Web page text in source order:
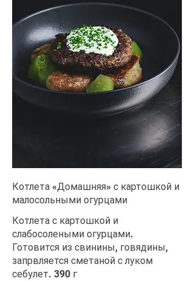
Котлета «Домашняя» с картошкой и
малосольными огурцами
Котлета с картошкой и
слабосолеными огурцами.
Готовится из свинины, говядины,
запрвляется сметаной с луком
себулет. 390 г